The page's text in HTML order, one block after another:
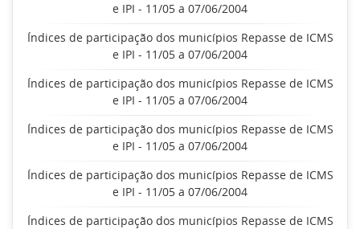
e IPI - 11/05 a 07/06/2004
Índices de participação dos municípios Repasse de ICMS
e IPI - 11/05 a 07/06/2004
Índices de participação dos municípios Repasse de ICMS
e IPI - 11/05 a 07/06/2004
Índices de participação dos municípios Repasse de ICMS
e IPI - 11/05 a 07/06/2004
Índices de participação dos municípios Repasse de ICMS
e IPI - 11/05 a 07/06/2004
Índices de participação dos municípios Repasse de ICMS